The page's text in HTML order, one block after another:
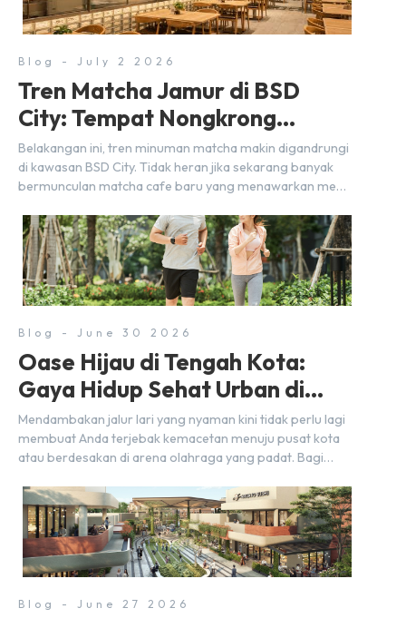
Blog - July 2 2026
Tren Matcha Jamur di BSD
City: Tempat Nongkrong
Estetik Dekat Hunian
Belakangan ini, tren minuman matcha makin digandrungi
di kawasan BSD City. Tidak heran jika sekarang banyak
bermunculan matcha cafe baru yang menawarkan menu
nyaman, baik untuk produktif bekerja (WFC) maupun
sekadar bersantai bersama orang terdekat. Kabar
baiknya, deretan kafe hits ini tersebar di lokasi-lokasi
strategis yang sangat […]
Blog - June 30 2026
Oase Hijau di Tengah Kota:
Gaya Hidup Sehat Urban di
BSD City
Mendambakan jalur lari yang nyaman kini tidak perlu lagi
membuat Anda terjebak kemacetan menuju pusat kota
atau berdesakan di arena olahraga yang padat. Bagi
langsung di lingkungan sekitar yang rindang, estetik, dan
menenangkan. Sebagai kawasan township terpadu, BSD
City terus bertransformasi menjadi area hunian modern
yang sangat mendukung […]
Blog - June 27 2026